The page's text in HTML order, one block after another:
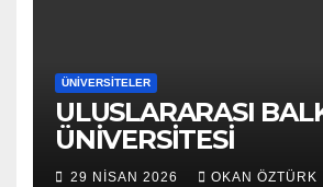
ÜNIVERSITELER
ULUSLARARASI
ÜNİVERSİTESİ
29 NISAN 2026 OKAN ÖZTÜRK